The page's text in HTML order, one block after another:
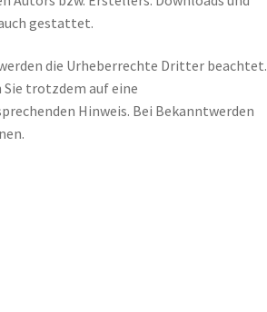
gestattet.
die Urheberrechte Dritter beachtet.
trotzdem auf eine
Hinweis. Bei Bekanntwerden